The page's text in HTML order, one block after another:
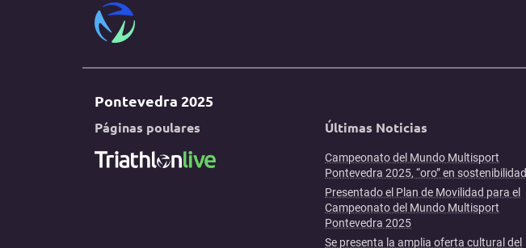
Pontevedra 2025
Páginas poulares Últimas Noticias
Campeonato del Mundo Multisport
Pontevedra 2025, “oro” en sostenibilidad
Presentado el Plan de Movilidad para el
Campeonato del Mundo Multisport
Pontevedra 2025
Se presenta la amplia oferta cultural del